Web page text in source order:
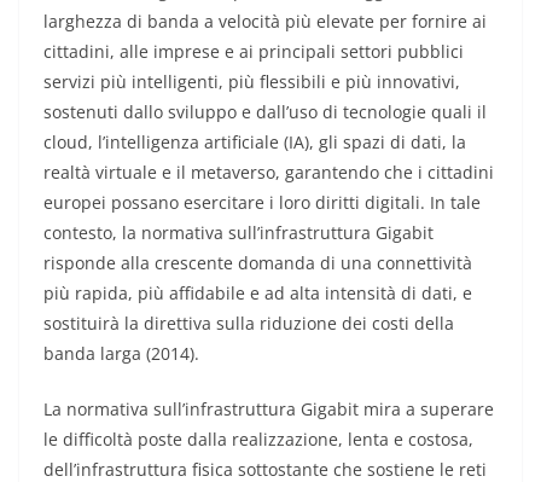
larghezza di banda a velocità più elevate per fornire ai
cittadini, alle imprese e ai principali settori pubblici
servizi più intelligenti, più flessibili e più innovativi,
sostenuti dallo sviluppo e dall’uso di tecnologie quali il
cloud, l’intelligenza artificiale (IA), gli spazi di dati, la
realtà virtuale e il metaverso, garantendo che i cittadini
europei possano esercitare i loro diritti digitali. In tale
contesto, la normativa sull’infrastruttura Gigabit
risponde alla crescente domanda di una connettività
più rapida, più affidabile e ad alta intensità di dati, e
sostituirà la direttiva sulla riduzione dei costi della
banda larga (2014).
La normativa sull’infrastruttura Gigabit mira a superare
le difficoltà poste dalla realizzazione, lenta e costosa,
dell’infrastruttura fisica sottostante che sostiene le reti